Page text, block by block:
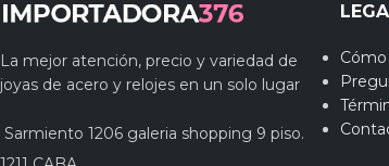
La mejor atención, precio y variedad de
joyas de acero y relojes en un solo lugar
Sarmiento 1206 galeria shopping 9 piso.